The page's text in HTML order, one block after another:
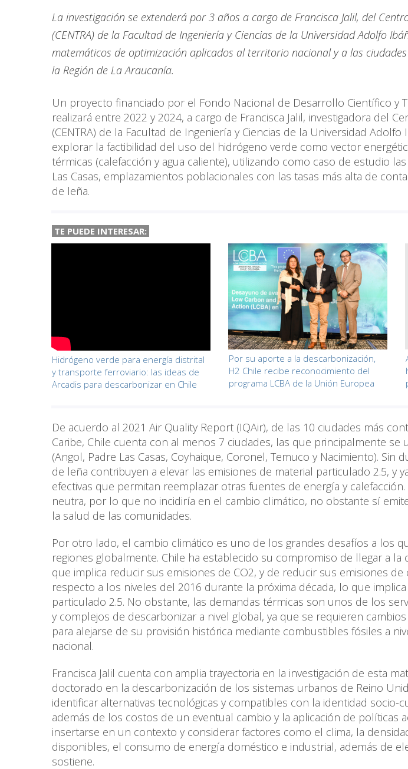
La investigación se extenderá por 3 años a cargo de Francisca Jalil, del
(CENTRA) de la Facultad de Ingeniería y Ciencias de la Universidad Adolfo
matemáticos de optimización aplicados al territorio nacional y a las ciudades
la Región de La Araucanía.
Un proyecto financiado por el Fondo Nacional de Desarrollo Científico y
realizará entre 2022 y 2024, a cargo de Francisca Jalil, investigadora del
(CENTRA) de la Facultad de Ingeniería y Ciencias de la Universidad Adolfo
explorar la factibilidad del uso del hidrógeno verde como vector
térmicas (calefacción y agua caliente), utilizando como caso de estudio
Las Casas, emplazamientos poblacionales con las tasas más alta de
de leña.
TE PUEDE INTERESAR:
Hidrógeno verde para energía distrital
y transporte ferroviario: las ideas de
Arcadis para descarbonizar en Chile
Por su aporte a la descarbonización,
H2 Chile recibe reconocimiento del
programa LCBA de la Unión Europea
De acuerdo al 2021 Air Quality Report (IQAir), de las 10 ciudades más
Caribe, Chile cuenta con al menos 7 ciudades, las que principalmente
(Angol, Padre Las Casas, Coyhaique, Coronel, Temuco y Nacimiento).
de leña contribuyen a elevar las emisiones de material particulado 2.5, y
efectivas que permitan reemplazar otras fuentes de energía y
neutra, por lo que no incidiría en el cambio climático, no obstante sí
la salud de las comunidades.
Por otro lado, el cambio climático es uno de los grandes desafíos a los
regiones globalmente. Chile ha establecido su compromiso de llegar a la
que implica reducir sus emisiones de CO2, y de reducir sus emisiones
respecto a los niveles del 2016 durante la próxima década, lo que
particulado 2.5. No obstante, las demandas térmicas son unos de los
y complejos de descarbonizar a nivel global, ya que se requieren
para alejarse de su provisión histórica mediante combustibles fósiles a
nacional.
Francisca Jalil cuenta con amplia trayectoria en la investigación de esta
doctorado en la descarbonización de los sistemas urbanos de Reino
identificar alternativas tecnológicas y compatibles con la identidad socio-
además de los costos de un eventual cambio y la aplicación de políticas
insertarse en un contexto y considerar factores como el clima, la
disponibles, el consumo de energía doméstico e industrial, además de
sostiene.